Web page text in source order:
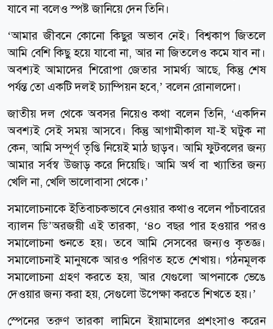
যাবে না বলেও স্পষ্ট জানিয়ে দেন তিনি।
‘আমার জীবনে কোনো কিছুর অভাব নেই। বিশ্বকাপ জিতলে
আমি বেশি কিছু হয়ে যাবো না, আর না জিতলেও কমে যাব না।
অবশ্যই আমাদের শিরোপা জেতার সামর্থ্য আছে, কিন্তু শেষ
পর্যন্ত তো একটি দলই চ্যাম্পিয়ন হবে,’ বলেন রোনালদো।
জাতীয় দল থেকে অবসর নিয়েও কথা বলেন তিনি, ‘একদিন
অবশ্যই সেই সময় আসবে। কিন্তু আগামীকাল যা-ই ঘটুক না
কেন, আমি সম্পূর্ণ তৃপ্তি নিয়েই মাঠ ছাড়ব। আমি ফুটবলের জন্য
আমার সর্বস্ব উজাড় করে দিয়েছি। আমি অর্থ বা খ্যাতির জন্য
খেলি না, খেলি ভালোবাসা থেকে।’
সমালোচনাকে ইতিবাচকভাবে নেওয়ার কথাও বলেন পাঁচবারের
ব্যালন ডি’অরজয়ী এই তারকা, ‘৪০ বছর পার হওয়ার পরও
সমালোচনা শুনতে হয়। তবে আমি সেসবের জন্যও কৃতজ্ঞ।
সমালোচনাই মানুষকে আরও পরিণত হতে শেখায়। গঠনমূলক
সমালোচনা গ্রহণ করতে হয়, আর যেগুলো আপনাকে ভেঙে
দেওয়ার জন্য করা হয়, সেগুলো উপেক্ষা করতে শিখতে হয়।’
স্পেনের তরুণ তারকা লামিনে ইয়ামালের প্রশংসাও করেন